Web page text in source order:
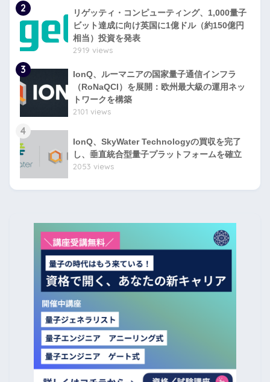
2
リゲッティ・コンピューティング、1,000量子
ビット達成に向け英国に1億ドル（約150億円
相当）投資を発表
2919 views
3
IonQ、ルーマニアの国家量子通信インフラ
（RoNaQCI）を展開：欧州最大級の運用ネッ
トワークを構築
2101 views
4
IonQ、SkyWater Technologyの買収を完了
し、垂直統合型量子プラットフォームを確立
2053 views